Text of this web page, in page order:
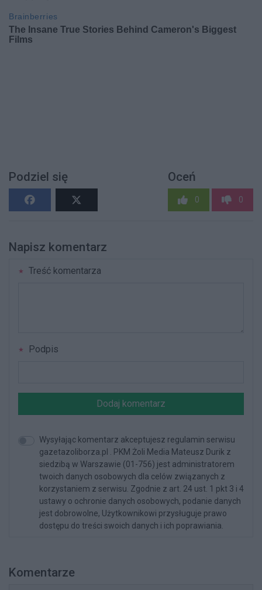
Podziel się Oceń
0 0
Napisz komentarz
Treść komentarza
Podpis
Dodaj komentarz
Wysyłając komentarz akceptujesz regulamin serwisu
gazetazoliborza.pl . PKM Żoli Media Mateusz Durik z
siedzibą w Warszawie (01-756) jest administratorem
twoich danych osobowych dla celów związanych z
korzystaniem z serwisu. Zgodnie z art. 24 ust. 1 pkt 3 i 4
ustawy o ochronie danych osobowych, podanie danych
jest dobrowolne, Użytkownikowi przysługuje prawo
dostępu do treści swoich danych i ich poprawiania.
Komentarze